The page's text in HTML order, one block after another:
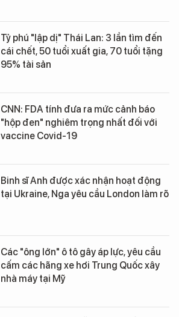
Tỷ phú "lập dị" Thái Lan: 3 lần tìm đến
cái chết, 50 tuổi xuất gia, 70 tuổi tặng
95% tài sản
CNN: FDA tính đưa ra mức cảnh báo
"hộp đen" nghiêm trọng nhất đối với
vaccine Covid-19
Binh sĩ Anh được xác nhận hoạt động
tại Ukraine, Nga yêu cầu London làm rõ
Các "ông lớn" ô tô gây áp lực, yêu cầu
cấm các hãng xe hơi Trung Quốc xây
nhà máy tại Mỹ